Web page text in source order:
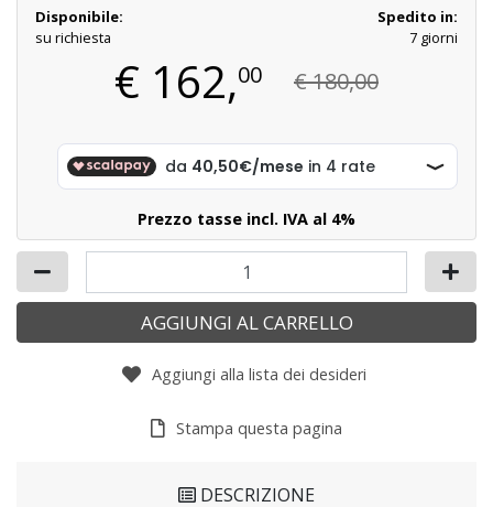
Disponibile:
su richiesta
Spedito in:
7 giorni
€ 162,00 € 180,00
Prezzo tasse incl. IVA al 4%
AGGIUNGI AL CARRELLO
Aggiungi alla lista dei desideri
Stampa questa pagina
DESCRIZIONE